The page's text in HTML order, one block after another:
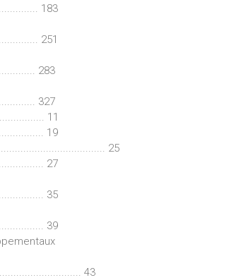
183
251
283
327
11
19
25
27
35
39
43